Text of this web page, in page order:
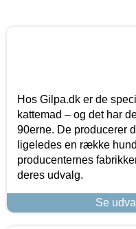
Hos Gilpa.dk er de
kattemad – og det har
90erne. De producerer
ligeledes en række
producenternes
deres udvalg.
Se